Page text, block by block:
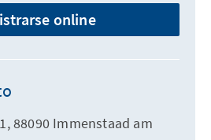
online
88090 Immenstaad am